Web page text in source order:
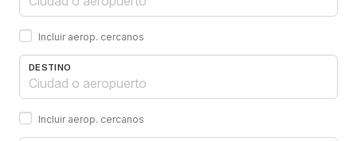
Incluir aerop. cercanos
DESTINO
Incluir aerop. cercanos